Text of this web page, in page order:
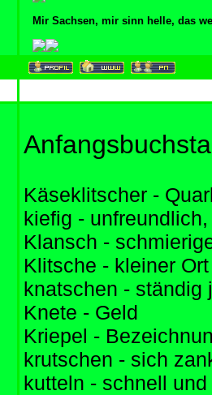
Mir Sachsen, mir sinn helle, das
Käseklitscher -
kiefig -
Klansch -
Klitsche - kleiner Ort
knatschen - ständig
Knete - Geld
Kriepel -
krutschen - sich
kutteln - schnell